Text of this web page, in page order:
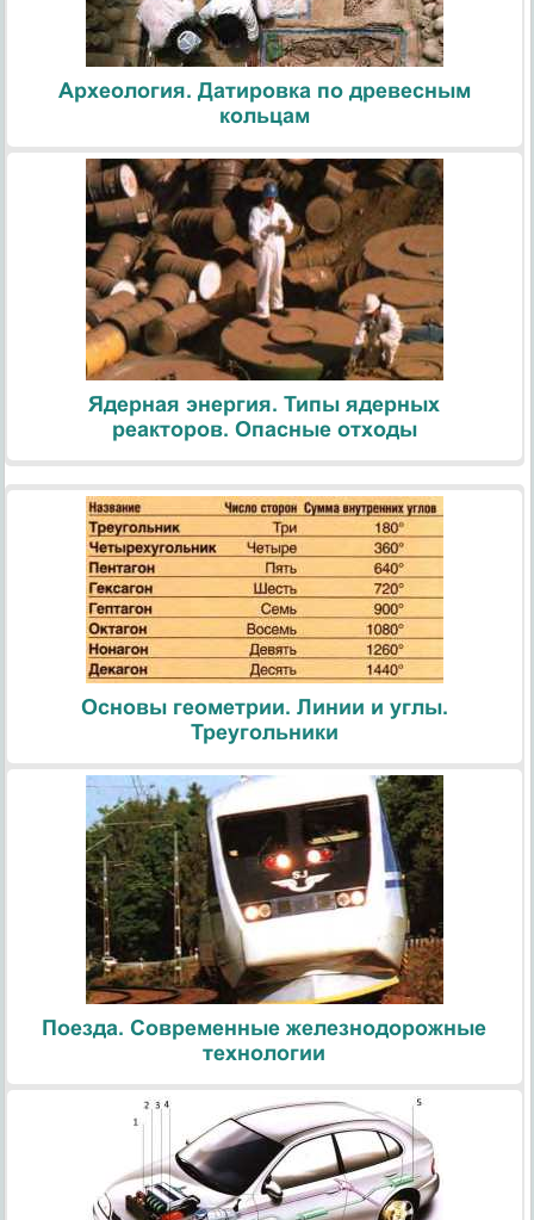
Археология. Датировка по древесным
кольцам
Ядерная энергия. Типы ядерных
реакторов. Опасные отходы
Основы геометрии. Линии и углы.
Треугольники
Поезда. Современные железнодорожные
технологии